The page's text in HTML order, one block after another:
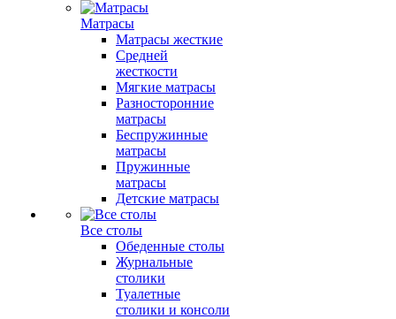
Матрасы
Матрасы жесткие
Средней
жесткости
Мягкие матрасы
Разносторонние
матрасы
Беспружинные
матрасы
Пружинные
матрасы
Детские матрасы
Все столы
Обеденные столы
Журнальные
столики
Туалетные
столики и консоли